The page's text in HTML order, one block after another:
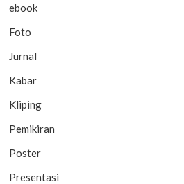
ebook
Foto
Jurnal
Kabar
Kliping
Pemikiran
Poster
Presentasi